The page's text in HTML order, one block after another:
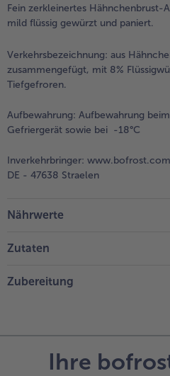
Fein zerkleinertes
mild flüssig gewürzt und paniert.
Verkehrsbezeichnung: aus
zusammengefügt, mit 8%
Tiefgefroren.
Aufbewahrung: Aufbewahrung
Gefriergerät sowie bei -18°C
Inverkehrbringer:
DE - 47638 Straelen
Nährwerte
Zutaten
Zubereitung
Ihre